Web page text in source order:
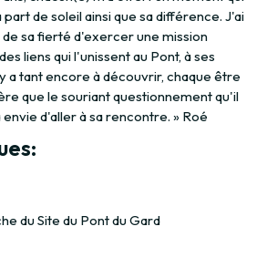
de soleil ainsi que sa différence. J'ai
sa fierté d'exercer une mission
liens qui l'unissent au Pont, à ses
a tant encore à découvrir, chaque être
que le souriant questionnement qu'il
d'aller à sa rencontre. » Roé
du Site du Pont du Gard